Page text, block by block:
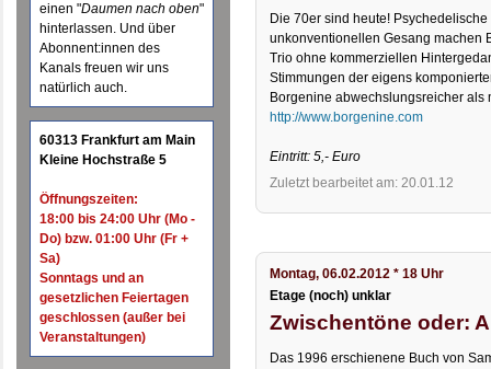
einen "Daumen nach oben"
hinterlassen. Und über
Abonnent:innen des
Kanals freuen wir uns
natürlich auch.
60313 Frankfurt am Main
Kleine Hochstraße 5
Öffnungszeiten:
18:00 bis 24:00 Uhr (Mo -
Do) bzw. 01:00 Uhr (Fr +
Sa)
Sonntags und an
gesetzlichen Feiertagen
geschlossen (außer bei
Veranstaltungen)
Die 70er sind heute!
unkonventionellen Gesang machen
Trio ohne kommerziellen
Stimmungen der eigens
Borgenine abwechslungsreicher als
http://www.borgenine.com
Eintritt: 5,- Euro
Zuletzt bearbeitet am: 20.01.12
Montag, 06.02.2012 * 18 Uhr
Etage (noch) unklar
Zwischentöne oder:
Das 1996 erschienene Buch von